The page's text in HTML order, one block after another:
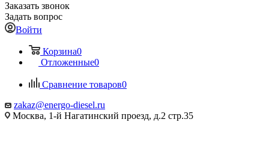
Заказать звонок
Задать вопрос
Войти
Корзина0
Отложенные0
Сравнение товаров0
zakaz@energo-diesel.ru
Москва, 1-й Нагатинский проезд, д.2 стр.35